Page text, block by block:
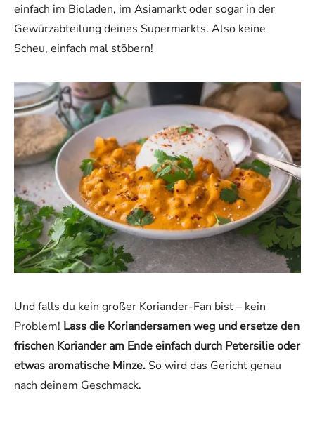
einfach im Bioladen, im Asiamarkt oder sogar in der
Gewürzabteilung deines Supermarkts. Also keine
Scheu, einfach mal stöbern!
Und falls du kein großer Koriander-Fan bist – kein
Problem! Lass die Koriandersamen weg und ersetze den
frischen Koriander am Ende einfach durch Petersilie oder
etwas aromatische Minze. So wird das Gericht genau
nach deinem Geschmack.